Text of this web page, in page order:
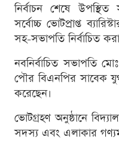
নির্বাচন শেষে উপস্থিত
সর্বোচ্চ ভোটপ্রাপ্ত
সহ-সভাপতি নির্বাচিত
নবনির্বাচিত সভাপতি
পৌর বিএনপির সাবেক
করেছেন।
ভোটগ্রহণ অনুষ্ঠানে
সদস্য এবং এলাকার